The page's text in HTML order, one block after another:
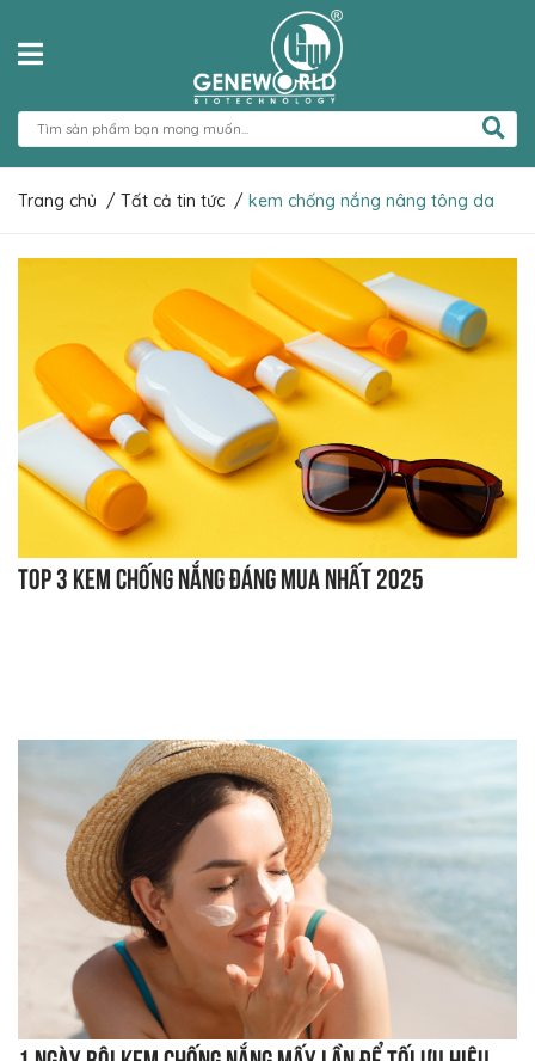
Trang chủ / Tất cả tin tức / kem chống nắng nâng tông da
Top 3 kem chống nắng đáng mua nhất 2025